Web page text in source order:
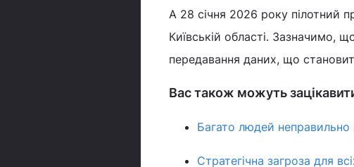
А 28 січня 2026 року пілотний
Київській області. Зазначимо,
передавання даних, що
Вас також можуть
Багато людей неправильно
Стратегічна загроза для